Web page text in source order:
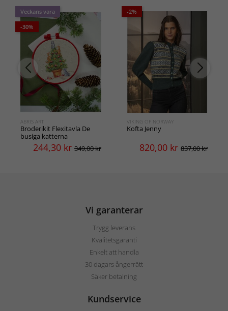
Veckans vara
-30%
ABRIS ART
Broderikit Flexitavla De
busiga katterna
244,30 kr 349,00 kr
-2%
VIKING OF NORWAY
Kofta Jenny
820,00 kr 837,00 kr
Vi garanterar
Trygg leverans
Kvalitetsgaranti
Enkelt att handla
30 dagars ångerrätt
Säker betalning
Kundservice